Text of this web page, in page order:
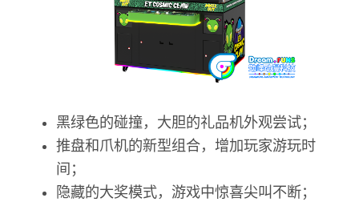
黑绿色的碰撞，大胆的礼品机外观尝试；
推盘和爪机的新型组合，增加玩家游玩时
间；
隐藏的大奖模式，游戏中惊喜尖叫不断；